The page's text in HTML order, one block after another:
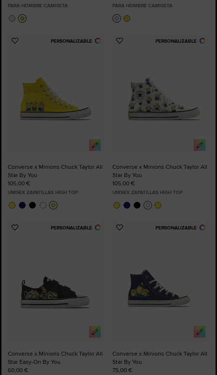
PARA HOMBRE CAMISETA PARA HOMBRE CAMISETA
PERSONALIZABLE
Añadir
Converse x Minions Chuck Taylor All
Star By You
105,00 €
UNISEX ZAPATILLAS HIGH TOP
PERSONALIZABLE
Añadir
Converse x Minions Chuck Taylor All
Star By You
105,00 €
UNISEX ZAPATILLAS HIGH TOP
PERSONALIZABLE
Añadir
Converse x Minions Chuck Taylor All
Star Easy-On By You
60,00 €
PERSONALIZABLE
Añadir
Converse x Minions Chuck Taylor All
Star By You
75,00 €